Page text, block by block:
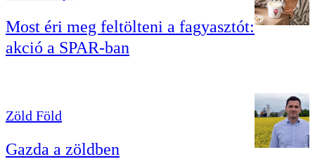
Most éri meg feltölteni a fagyasztót:
akció a SPAR-ban
Zöld Föld
Gazda a zöldben